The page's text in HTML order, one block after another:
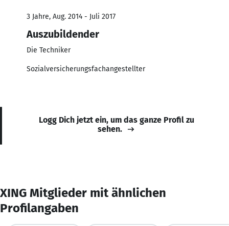
3 Jahre, Aug. 2014 - Juli 2017
Auszubildender
Die Techniker
Sozialversicherungsfachangestellter
Logg Dich jetzt ein, um das ganze Profil zu
sehen.
XING Mitglieder mit ähnlichen
Profilangaben